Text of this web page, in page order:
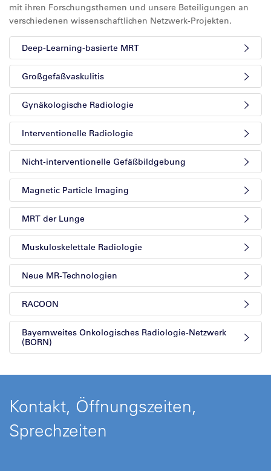
mit ihren Forschungsthemen und unsere Beteiligungen an
verschiedenen wissenschaftlichen Netzwerk-Projekten.
Deep-Learning-basierte MRT
Großgefäßvaskulitis
Gynäkologische Radiologie
Interventionelle Radiologie
Nicht-interventionelle Gefäßbildgebung
Magnetic Particle Imaging
MRT der Lunge
Muskuloskelettale Radiologie
Neue MR-Technologien
RACOON
Bayernweites Onkologisches Radiologie-Netzwerk
(BORN)
Kontakt, Öffnungszeiten,
Sprechzeiten